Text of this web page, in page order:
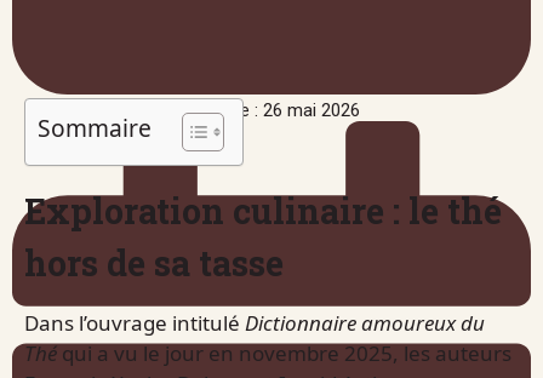
Publié le : 26 mai 2026
Sommaire
Exploration culinaire : le thé
hors de sa tasse
Dans l’ouvrage intitulé Dictionnaire amoureux du
Théqui a vu le jour en novembre 2025, les auteurs